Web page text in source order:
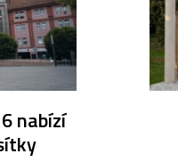
nabízí